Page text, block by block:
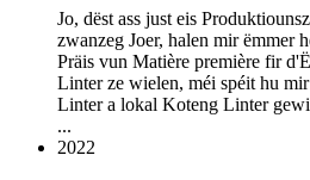
Jo, dëst ass just eis
zwanzeg Joer, halen mir ëmmer
Präis vun Matière première fir
Linter ze wielen, méi spéit hu
Linter a lokal Koteng Linter
...
2022